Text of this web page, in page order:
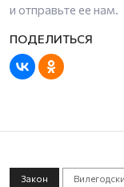
и отправьте ее нам.
Закон